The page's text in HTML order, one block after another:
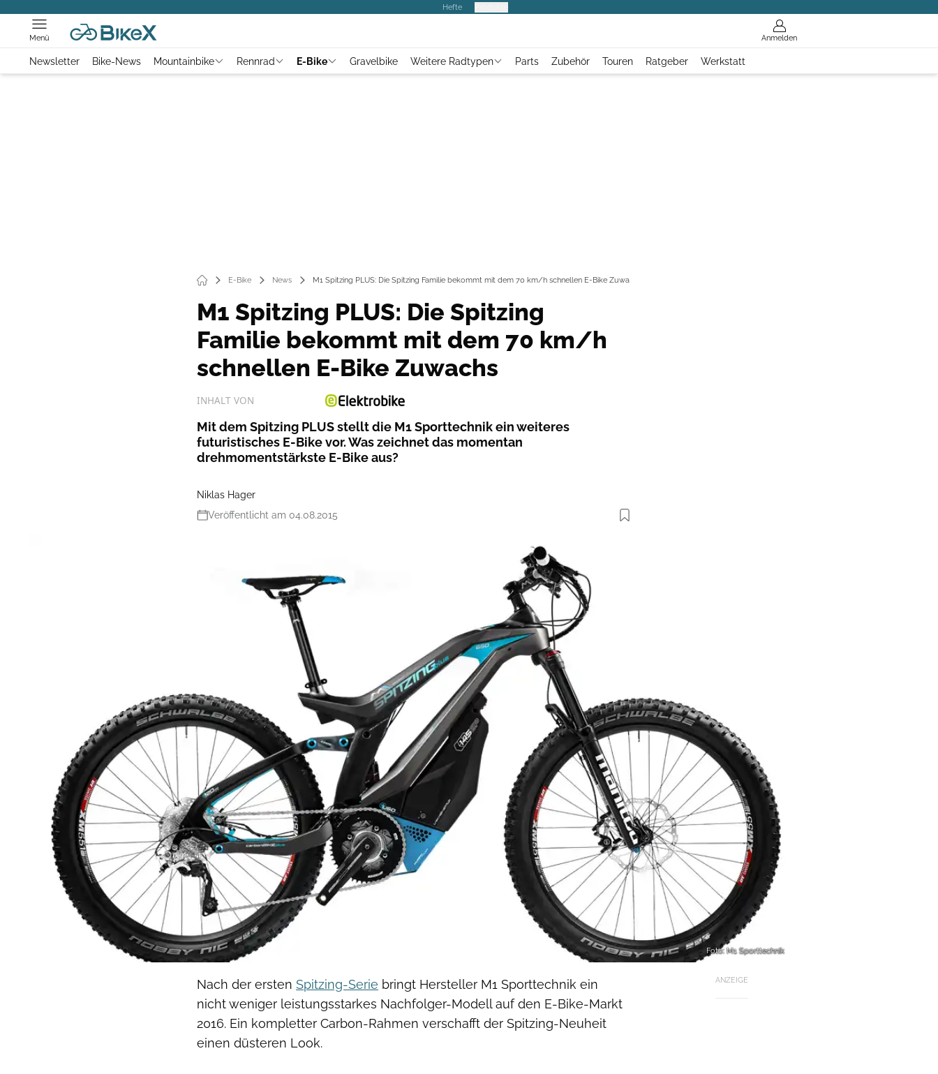
Hefte
Anmelden
Menü
Newsletter Bike-News Mountainbike Rennrad E-Bike Gravelbike Weitere Radtypen Parts Zubehör Touren Ratgeber Werkstatt
E-Bike News M1 Spitzing PLUS: Die Spitzing Familie bekommt mit dem 70 km/h schnellen E-Bike Zuwachs
M1 Spitzing PLUS: Die Spitzing
Familie bekommt mit dem 70 km/h
schnellen E-Bike Zuwachs
INHALT VON
Mit dem Spitzing PLUS stellt die M1 Sporttechnik ein weiteres
futuristisches E-Bike vor. Was zeichnet das momentan
drehmomentstärkste E-Bike aus?
Niklas Hager
Veröffentlicht am 04.08.2015
Foto: M1 Sporttechnik
ANZEIGE
Nach der ersten Spitzing-Serie bringt Hersteller M1 Sporttechnik ein
nicht weniger leistungsstarkes Nachfolger-Modell auf den E-Bike-Markt
2016. Ein kompletter Carbon-Rahmen verschafft der Spitzing-Neuheit
einen düsteren Look.